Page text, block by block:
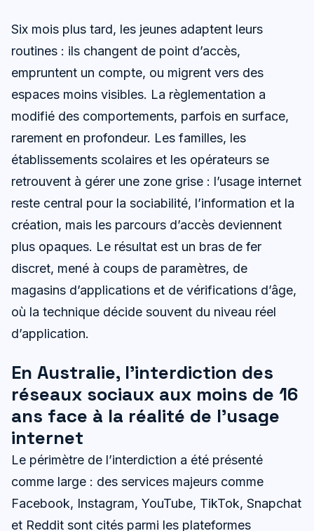
Six mois plus tard, les jeunes adaptent leurs
routines : ils changent de point d’accès,
empruntent un compte, ou migrent vers des
espaces moins visibles. La règlementation a
modifié des comportements, parfois en surface,
rarement en profondeur. Les familles, les
établissements scolaires et les opérateurs se
retrouvent à gérer une zone grise : l’usage internet
reste central pour la sociabilité, l’information et la
création, mais les parcours d’accès deviennent
plus opaques. Le résultat est un bras de fer
discret, mené à coups de paramètres, de
magasins d’applications et de vérifications d’âge,
où la technique décide souvent du niveau réel
d’application.
En Australie, l’interdiction des
réseaux sociaux aux moins de 16
ans face à la réalité de l’usage
internet
Le périmètre de l’interdiction a été présenté
comme large : des services majeurs comme
Facebook, Instagram, YouTube, TikTok, Snapchat
et Reddit sont cités parmi les plateformes